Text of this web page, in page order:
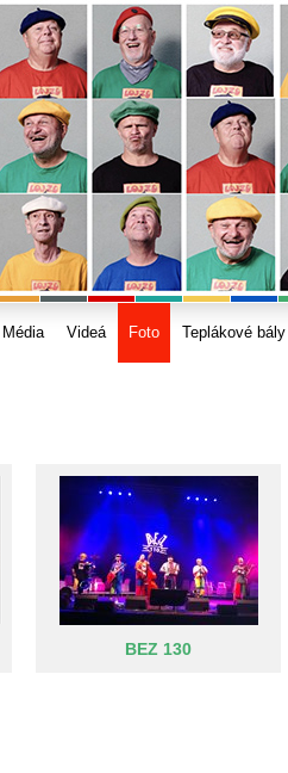
Média Videá Foto Teplákové bály
BEZ 130